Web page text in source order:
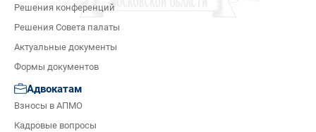
Решения конференций
Решения Совета палаты
Актуальные документы
Формы документов
Адвокатам
Взносы в АПМО
Кадровые вопросы